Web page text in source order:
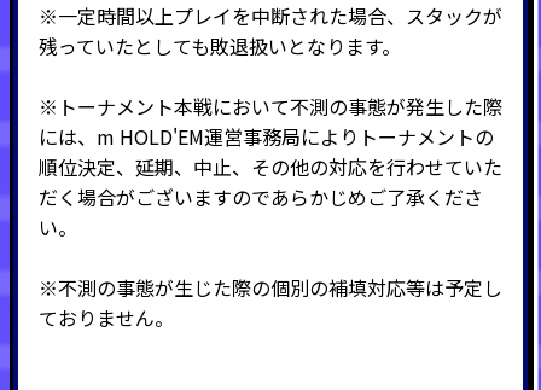
※一定時間以上プレイを中断された場合、スタックが
残っていたとしても敗退扱いとなります。
※トーナメント本戦において不測の事態が発生した際
には、m HOLD'EM運営事務局によりトーナメントの
順位決定、延期、中止、その他の対応を行わせていた
だく場合がございますのであらかじめご了承くださ
い。
※不測の事態が生じた際の個別の補填対応等は予定し
ておりません。